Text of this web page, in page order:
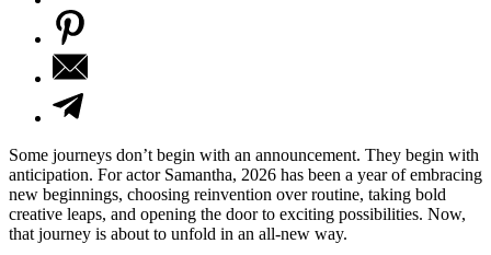
Some journeys don’t begin with an announcement. They begin with
anticipation. For actor Samantha, 2026 has been a year of embracing
new beginnings, choosing reinvention over routine, taking bold
creative leaps, and opening the door to exciting possibilities. Now,
that journey is about to unfold in an all-new way.